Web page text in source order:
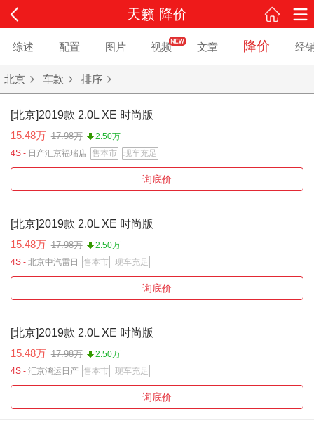
天籁 降价
综述 配置 图片 视频 文章 降价 经
北京 车款 排序
[北京]2019款 2.0L XE 时尚版
15.48万 17.98万
2.50万
4S - 日产汇京福瑞店 售本市 现车充足
询底价
[北京]2019款 2.0L XE 时尚版
15.48万 17.98万
2.50万
4S - 北京中汽雷日 售本市 现车充足
询底价
[北京]2019款 2.0L XE 时尚版
15.48万 17.98万
2.50万
4S - 汇京鸿运日产 售本市 现车充足
询底价